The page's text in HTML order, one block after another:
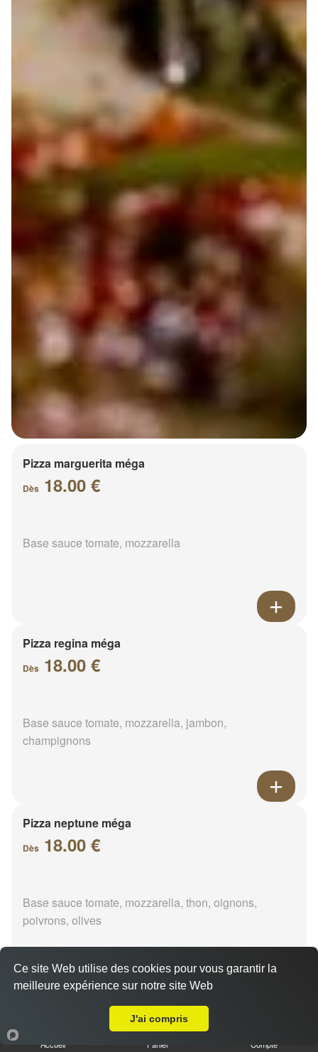
Pizza marguerita méga
Dès 18.00 €
Base sauce tomate, mozzarella
Pizza regina méga
Dès 18.00 €
Base sauce tomate, mozzarella, jambon,
champignons
Pizza neptune méga
Dès 18.00 €
Base sauce tomate, mozzarella, thon, oignons,
poivrons, olives
Pizza napolitaine méga
Accueil Panier Compte
Ce site Web utilise des cookies pour vous garantir la
meilleure expérience sur notre site Web
J'ai compris